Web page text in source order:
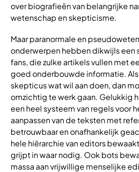
over biografieën van belangrijke
wetenschap en skepticisme.
Maar paranormale en
onderwerpen hebben dikwijls een
fans, die zulke artikels vullen met
goed onderbouwde informatie. Als
skepticus wat wil aan doen, dan
omzichtig te werk gaan. Gelukkig
een heel systeem van regels voor
aanpassen van de teksten met
betrouwbaar en onafhankelijk
hele hiërarchie van editors
grijpt in waar nodig. Ook bots
massa aan vrijwillige menselijke